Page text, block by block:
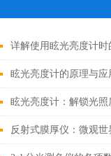
详解使用眩光亮度计时
眩光亮度计的原理与应
眩光亮度计：解锁光照
反射式膜厚仪：微观